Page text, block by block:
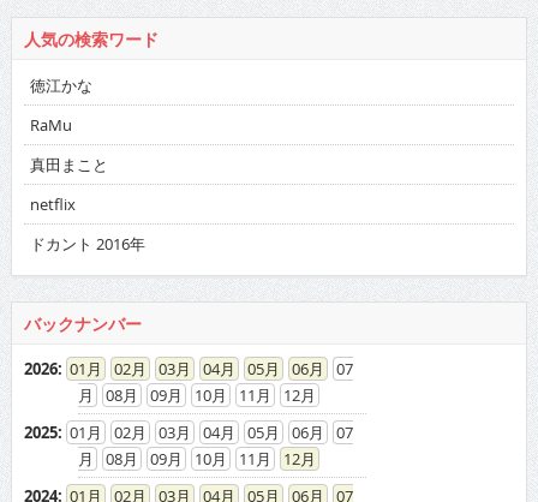
人気の検索ワード
徳江かな
RaMu
真田まこと
netflix
ドカント 2016年
バックナンバー
2026: 01 02 03 04 05 06
07
08
09 10 11
12
2025: 01 02 03 04 05 06
07
08
09 10 11
12
2024: 01 02 03 04 05 06
07